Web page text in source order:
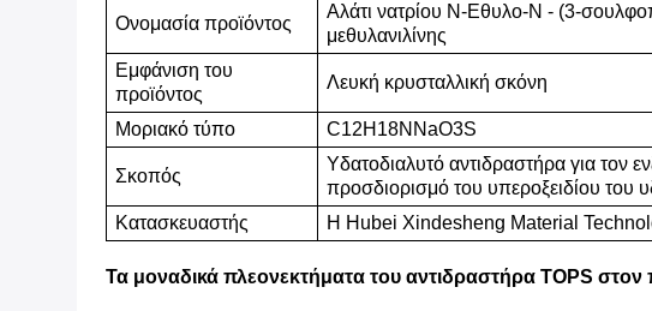
Ονομασία προϊόντος
Αλάτι νατρίου N-Εθυλο-N - (3-
μεθυλανιλίνης
Εμφάνιση του
προϊόντος
Λευκή κρυσταλλική σκόνη
Μοριακό τύπο C12H18NNaO3S
Σκοπός
Υδατοδιαλυτό αντιδραστήρα για τον
προσδιορισμό του υπεροξειδίου του
Κατασκευαστής
Η Hubei Xindesheng Material
Τα μοναδικά πλεονεκτήματα του αντιδραστήρα TOPS